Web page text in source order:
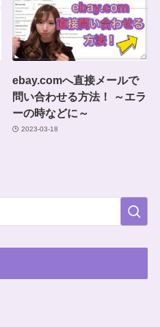
ebay.comへ直接メールで
問い合わせる方法！ ～エラ
ーの時などに～
2023-03-18